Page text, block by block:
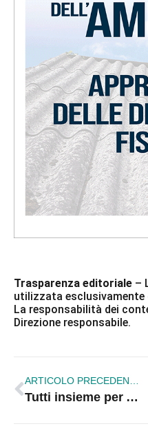
Trasparenza editoriale –
utilizzata esclusivamente
La responsabilità dei
Direzione responsabile.
Tutti insieme per Amatrice: stasera a Spezzano Albanese